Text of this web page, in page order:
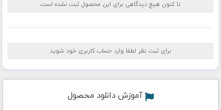
تا کنون هیچ دیدگاهی برای این محصول ثبت نشده است
برای ثبت نظر لطفا وارد حساب کاربری خود شوید
آموزش دانلود محصول